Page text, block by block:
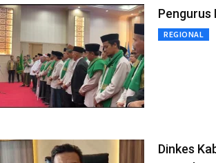
Pengurus
REGIONAL
Dinkes